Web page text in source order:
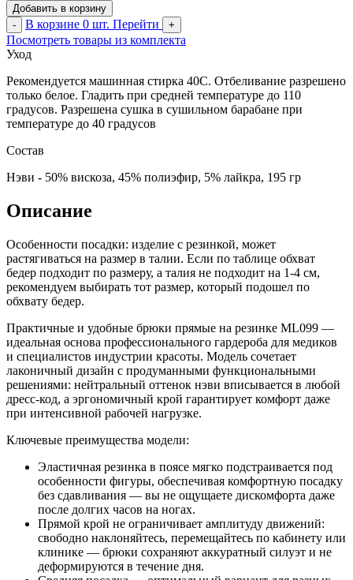
Добавить в корзину
-
В корзине 0 шт. Перейти +
Посмотреть товары из комплекта
Уход
Рекомендуется машинная стирка 40С. Отбеливание разрешено
только белое. Гладить при средней температуре до 110
градусов. Разрешена сушка в сушильном барабане при
температуре до 40 градусов
Состав
Нэви - 50% вискоза, 45% полиэфир, 5% лайкра, 195 гр
Описание
Особенности посадки: изделие с резинкой, может
растягиваться на размер в талии. Если по таблице обхват
бедер подходит по размеру, а талия не подходит на 1-4 см,
рекомендуем выбирать тот размер, который подошел по
обхвату бедер.
Практичные и удобные брюки прямые на резинке ML099 —
идеальная основа профессионального гардероба для медиков
и специалистов индустрии красоты. Модель сочетает
лаконичный дизайн с продуманными функциональными
решениями: нейтральный оттенок нэви вписывается в любой
дресс‑код, а эргономичный крой гарантирует комфорт даже
при интенсивной рабочей нагрузке.
Ключевые преимущества модели:
Эластичная резинка в поясе мягко подстраивается под
особенности фигуры, обеспечивая комфортную посадку
без сдавливания — вы не ощущаете дискомфорта даже
после долгих часов на ногах.
Прямой крой не ограничивает амплитуду движений:
свободно наклоняйтесь, перемещайтесь по кабинету или
клинике — брюки сохраняют аккуратный силуэт и не
деформируются в течение дня.